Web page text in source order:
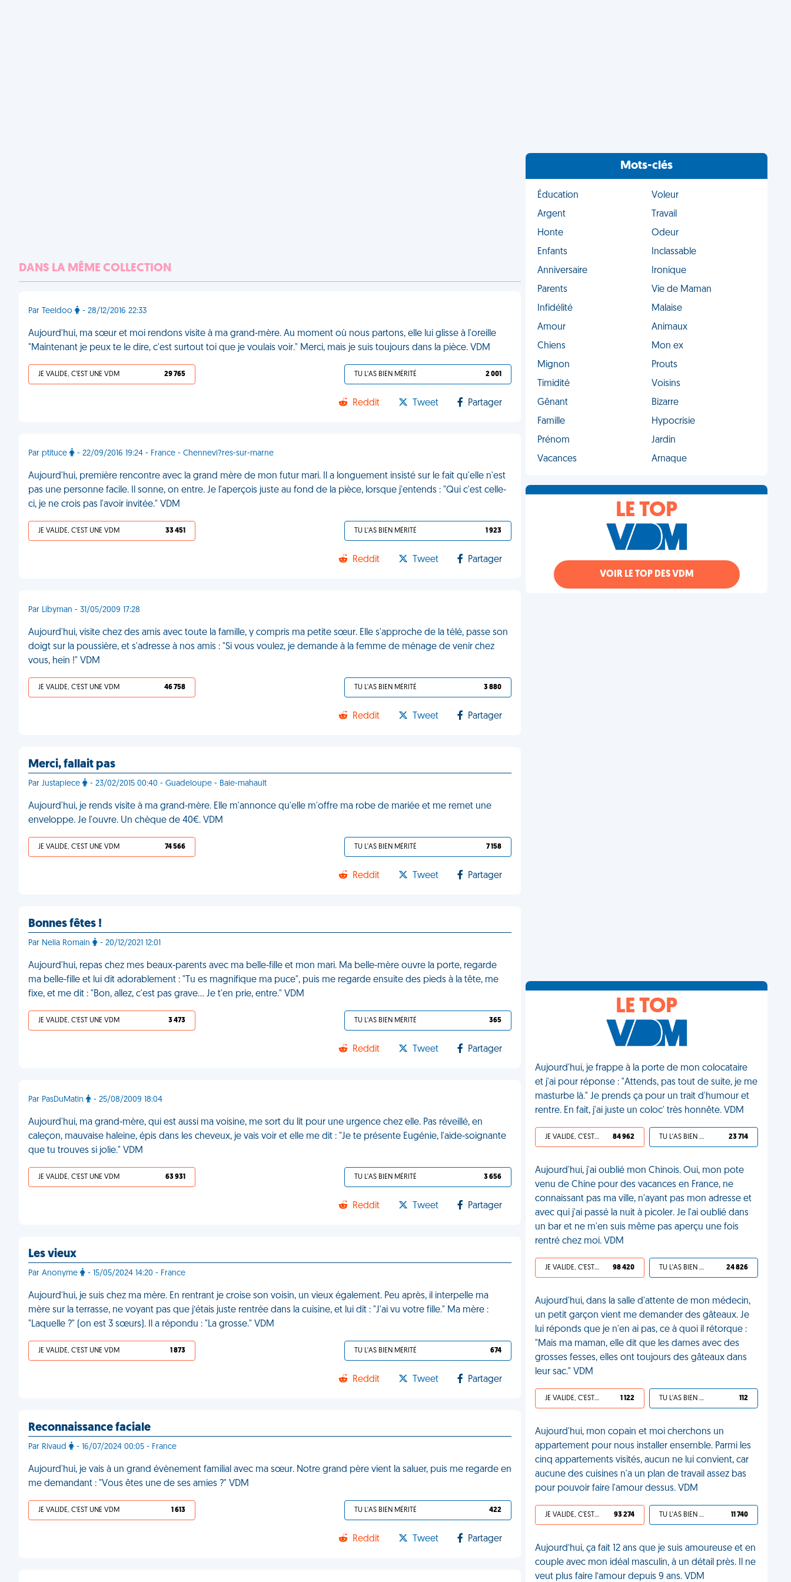
DANS LA MÊME COLLECTION
Par Teeldoo - 28/12/2016 22:33
Aujourd'hui, ma sœur et moi rendons visite à ma grand-mère. Au moment où nous partons, elle lui glisse à l'oreille
"Maintenant je peux te le dire, c'est surtout toi que je voulais voir." Merci, mais je suis toujours dans la pièce. VDM
JE VALIDE, C'EST UNE VDM 29 765 TU L'AS BIEN MÉRITÉ 2 001
Reddit Tweet Partager
Par ptituce - 22/09/2016 19:24 - France - Chennevi?res-sur-marne
Aujourd'hui, première rencontre avec la grand mère de mon futur mari. Il a longuement insisté sur le fait qu'elle n'est
pas une personne facile. Il sonne, on entre. Je l'aperçois juste au fond de la pièce, lorsque j'entends : "Qui c'est celle-
ci, je ne crois pas l'avoir invitée." VDM
JE VALIDE, C'EST UNE VDM 33 451 TU L'AS BIEN MÉRITÉ 1 923
Reddit Tweet Partager
Par Libyman - 31/05/2009 17:28
Aujourd'hui, visite chez des amis avec toute la famille, y compris ma petite sœur. Elle s'approche de la télé, passe son
doigt sur la poussière, et s'adresse à nos amis : "Si vous voulez, je demande à la femme de ménage de venir chez
vous, hein !" VDM
JE VALIDE, C'EST UNE VDM 46 758 TU L'AS BIEN MÉRITÉ 3 880
Reddit Tweet Partager
Merci, fallait pas
Par Justapiece - 23/02/2015 00:40 - Guadeloupe - Baie-mahault
Aujourd'hui, je rends visite à ma grand-mère. Elle m'annonce qu'elle m'offre ma robe de mariée et me remet une
enveloppe. Je l'ouvre. Un chèque de 40€. VDM
JE VALIDE, C'EST UNE VDM 74 566 TU L'AS BIEN MÉRITÉ 7 158
Reddit Tweet Partager
Bonnes fêtes !
Par Nelia Romain - 20/12/2021 12:01
Aujourd'hui, repas chez mes beaux-parents avec ma belle-fille et mon mari. Ma belle-mère ouvre la porte, regarde
ma belle-fille et lui dit adorablement : "Tu es magnifique ma puce", puis me regarde ensuite des pieds à la tête, me
fixe, et me dit : "Bon, allez, c'est pas grave… Je t'en prie, entre." VDM
JE VALIDE, C'EST UNE VDM 3 473 TU L'AS BIEN MÉRITÉ 365
Reddit Tweet Partager
Par PasDuMatin - 25/08/2009 18:04
Aujourd'hui, ma grand-mère, qui est aussi ma voisine, me sort du lit pour une urgence chez elle. Pas réveillé, en
caleçon, mauvaise haleine, épis dans les cheveux, je vais voir et elle me dit : "Je te présente Eugénie, l'aide-soignante
que tu trouves si jolie." VDM
JE VALIDE, C'EST UNE VDM 63 931 TU L'AS BIEN MÉRITÉ 3 656
Reddit Tweet Partager
Les vieux
Par Anonyme - 15/05/2024 14:20 - France
Aujourd'hui, je suis chez ma mère. En rentrant je croise son voisin, un vieux également. Peu après, il interpelle ma
mère sur la terrasse, ne voyant pas que j’étais juste rentrée dans la cuisine, et lui dit : "J'ai vu votre fille." Ma mère :
"Laquelle ?" (on est 3 sœurs). Il a répondu : "La grosse." VDM
JE VALIDE, C'EST UNE VDM 1 873 TU L'AS BIEN MÉRITÉ 674
Reddit Tweet Partager
Reconnaissance faciale
Par Rivaud - 16/07/2024 00:05 - France
Aujourd'hui, je vais à un grand évènement familial avec ma sœur. Notre grand père vient la saluer, puis me regarde en
me demandant : "Vous êtes une de ses amies ?" VDM
JE VALIDE, C'EST UNE VDM 1 613 TU L'AS BIEN MÉRITÉ 422
Reddit Tweet Partager
Mots-clés
Éducation
Voleur
Argent
Travail
Honte
Odeur
Enfants
Inclassable
Anniversaire
Ironique
Parents
Vie de Maman
Infidélité
Malaise
Amour
Animaux
Chiens
Mon ex
Mignon
Prouts
Timidité
Voisins
Gênant
Bizarre
Famille
Hypocrisie
Prénom
Jardin
Vacances
Arnaque
LE TOP
VOIR LE TOP DES VDM
LE TOP
Aujourd'hui, je frappe à la porte de mon colocataire
et j'ai pour réponse : "Attends, pas tout de suite, je me
masturbe là." Je prends ça pour un trait d'humour et
rentre. En fait, j'ai juste un coloc' très honnête. VDM
JE VALIDE, C'EST UNE VDM 84 962 TU L'AS BIEN MÉRITÉ 23 714
Aujourd'hui, j'ai oublié mon Chinois. Oui, mon pote
venu de Chine pour des vacances en France, ne
connaissant pas ma ville, n'ayant pas mon adresse et
avec qui j'ai passé la nuit à picoler. Je l'ai oublié dans
un bar et ne m'en suis même pas aperçu une fois
rentré chez moi. VDM
JE VALIDE, C'EST UNE VDM 98 420 TU L'AS BIEN MÉRITÉ 24 826
Aujourd'hui, dans la salle d'attente de mon médecin,
un petit garçon vient me demander des gâteaux. Je
lui réponds que je n'en ai pas, ce à quoi il rétorque :
"Mais ma maman, elle dit que les dames avec des
grosses fesses, elles ont toujours des gâteaux dans
leur sac." VDM
JE VALIDE, C'EST UNE VDM 1 122 TU L'AS BIEN MÉRITÉ 112
Aujourd'hui, mon copain et moi cherchons un
appartement pour nous installer ensemble. Parmi les
cinq appartements visités, aucun ne lui convient, car
aucune des cuisines n'a un plan de travail assez bas
pour pouvoir faire l'amour dessus. VDM
JE VALIDE, C'EST UNE VDM 93 274 TU L'AS BIEN MÉRITÉ 11 740
Aujourd’hui, ça fait 12 ans que je suis amoureuse et en
couple avec mon idéal masculin, à un détail près. Il ne
veut plus faire l’amour depuis 9 ans. VDM